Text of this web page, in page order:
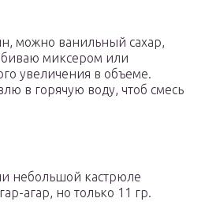
можно ванильный сахар,
миксером или
увеличения в объеме.
в горячую воду, чтоб смесь
небольшой кастрюле
агар, но только 11 гр.